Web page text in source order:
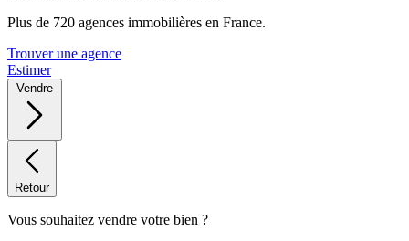
Plus de 720 agences immobilières en France.
Trouver une agence
Estimer
Vendre
Retour
Vous souhaitez vendre votre bien ?